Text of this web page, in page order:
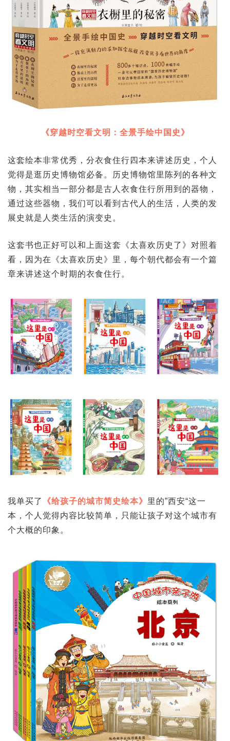
《穿越时空看文明：全景手绘中国史》
这套绘本非常优秀，分衣食住行四本来讲述历史，个人
觉得是逛历史博物馆必备。历史博物馆里陈列的各种文
物，其实相当一部分都是古人衣食住行所用到的器物，
通过这些器物，我们可以看到古代人的生活，人类的发
展史就是人类生活的演变史。
这套书也正好可以和上面这套《太喜欢历史了》对照着
看，因为在《太喜欢历史》里，每个朝代都会有一个篇
章来讲述这个时期的衣食住行。
我单买了 《给孩子的城市简史绘本》 里的”西安“这一
本，个人觉得内容比较简单，只能让孩子对这个城市有
个大概的印象。